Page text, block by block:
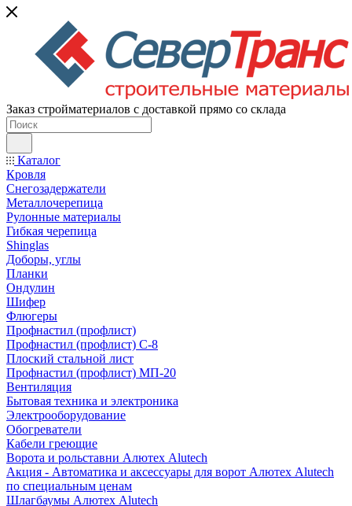
Заказ стройматериалов с доставкой прямо со склада
Каталог
Кровля
Снегозадержатели
Металлочерепица
Рулонные материалы
Гибкая черепица
Shinglas
Доборы, углы
Планки
Ондулин
Шифер
Флюгеры
Профнастил (профлист)
Профнастил (профлист) С-8
Плоский стальной лист
Профнастил (профлист) МП-20
Вентиляция
Бытовая техника и электроника
Электрооборудование
Обогреватели
Кабели греющие
Ворота и рольставни Алютех Alutech
Акция - Автоматика и аксессуары для ворот Алютех Alutech
по специальным ценам
Шлагбаумы Алютех Alutech